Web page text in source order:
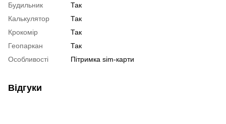
Будильник
Так
Калькулятор
Так
Крокомір
Так
Геопаркан
Так
Особливості
Пітримка sim-карти
Відгуки